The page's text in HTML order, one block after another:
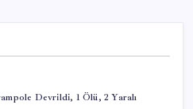
Devrildi, 1 Ölü, 2 Yaralı